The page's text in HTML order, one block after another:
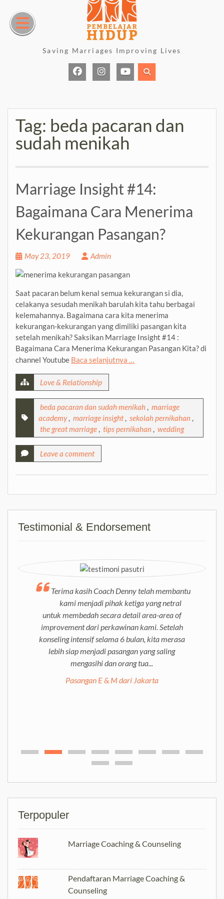
content
Saving Marriages Improving Lives
Tag: beda pacaran dan
sudah menikah
Marriage Insight #14:
Bagaimana Cara Menerima
Kekurangan Pasangan?
May 23, 2019 Admin
Saat pacaran belum kenal semua kekurangan si dia,
celakanya sesudah menikah barulah kita tahu berbagai
kelemahannya. Bagaimana cara kita menerima
kekurangan-kekurangan yang dimiliki pasangan kita
setelah menikah? Saksikan Marriage Insight #14 :
Bagaimana Cara Menerima Kekurangan Pasangan Kita? di
channel Youtube Baca selanjutnya …
Love & Relationship
beda pacaran dan sudah menikah , marriage
academy , marriage insight , sekolah pernikahan ,
the great marriage , tips pernikahan , wedding
Leave a comment
Testimonial & Endorsement
Terima kasih Coach Denny telah membantu
kami menjadi pihak ketiga yang netral
untuk membedah secara detail area-area of
improvement dari perkawinan kami. Setelah
konseling intensif selama 6 bulan, kita merasa
lebih siap menjadi pasangan yang saling
mengasihi dan orang tua...
Pasangan E & M dari Jakarta
Terpopuler
Marriage Coaching & Counseling
Pendaftaran Marriage Coaching &
Counseling